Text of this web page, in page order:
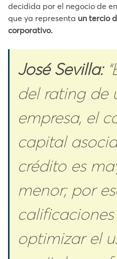
decidida por el negocio de
que ya representa un tercio
corporativo.
José Sevilla:
del rating de
empresa, el
capital
crédito es
menor; por
optimizar el